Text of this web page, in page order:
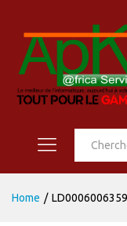
Home / LD0006006359